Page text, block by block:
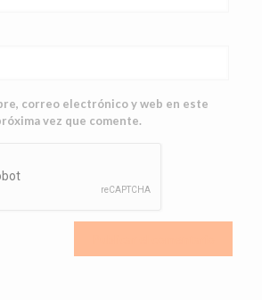
correo electrónico y web en este
vez que comente.